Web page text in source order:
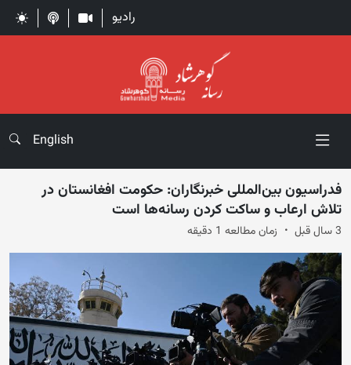
رادیو
English
فدراسیون بین‌المللی خبرنگاران: حکومت افغانستان در
تلاش ارعاب و ساکت‌ کردن رسانه‌ها است
3 سال قبل زمان مطالعه 1 دقیقه